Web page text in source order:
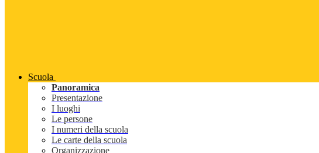
Scuola
Panoramica
Presentazione
I luoghi
Le persone
I numeri della scuola
Le carte della scuola
Organizzazione